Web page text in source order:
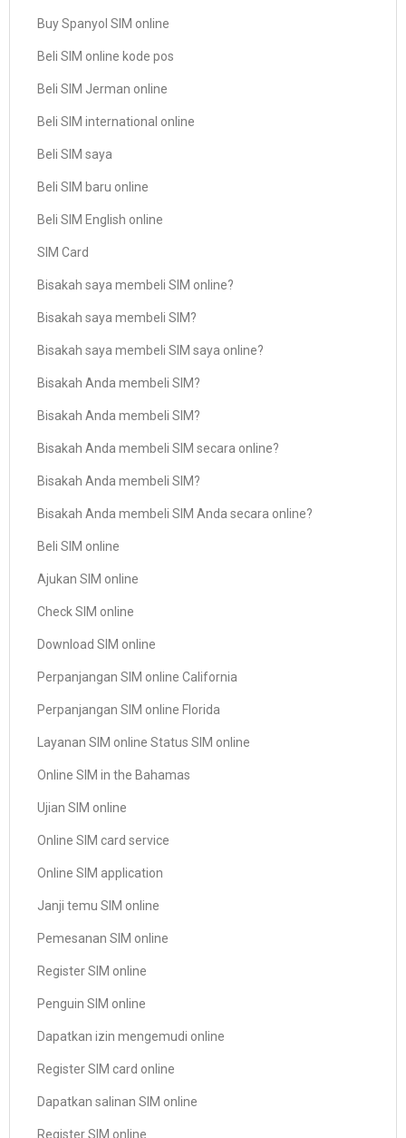
Buy Spanyol SIM online
Beli SIM online kode pos
Beli SIM Jerman online
Beli SIM international online
Beli SIM saya
Beli SIM baru online
Beli SIM English online
SIM Card
Bisakah saya membeli SIM online?
Bisakah saya membeli SIM?
Bisakah saya membeli SIM saya online?
Bisakah Anda membeli SIM?
Bisakah Anda membeli SIM?
Bisakah Anda membeli SIM secara online?
Bisakah Anda membeli SIM?
Bisakah Anda membeli SIM Anda secara online?
Beli SIM online
Ajukan SIM online
Check SIM online
Download SIM online
Perpanjangan SIM online California
Perpanjangan SIM online Florida
Layanan SIM online Status SIM online
Online SIM in the Bahamas
Ujian SIM online
Online SIM card service
Online SIM application
Janji temu SIM online
Pemesanan SIM online
Register SIM online
Penguin SIM online
Dapatkan izin mengemudi online
Register SIM card online
Dapatkan salinan SIM online
Register SIM online